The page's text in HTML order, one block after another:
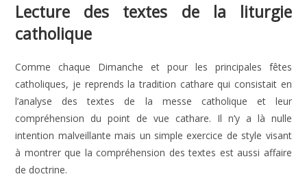
Lecture des textes de la liturgie
catholique
Comme chaque Dimanche et pour les principales fêtes
catholiques, je reprends la tradition cathare qui consistait en
l’analyse des textes de la messe catholique et leur
compréhension du point de vue cathare. Il n’y a là nulle
intention malveillante mais un simple exercice de style visant
à montrer que la compréhension des textes est aussi affaire
de doctrine.